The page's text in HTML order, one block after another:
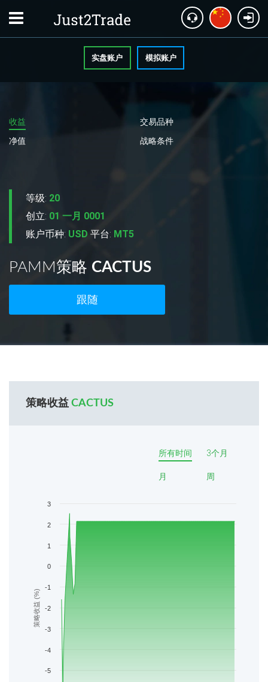
实盘账户 模拟账户
收益
交易品种
净值
战略条件
等级: 20
创立: 01 一月 0001
账户币种: USD 平台: MT5
PAMM策略 CACTUS
跟随
策略收益 CACTUS
所有时间 3个月
月 周
策略收益 (%)
-5
-4
-3
-2
-1
0
1
2
3